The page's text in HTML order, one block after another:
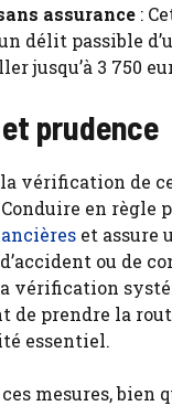
assurance :
délit passible
jusqu’à 3 750
prudence
vérification de
en règle
et assure
ou de
vérification
de prendre la
essentiel.
mesures, bien